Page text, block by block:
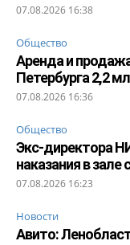
07.08.2026 16:38
Общество
Аренда и
Петербурга 2,2
07.08.2026 16:36
Общество
Экс-директора
наказания в зале
07.08.2026 16:23
Новости
Авито: